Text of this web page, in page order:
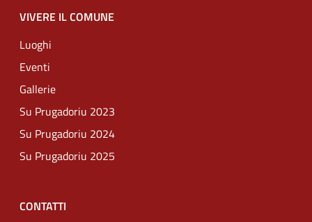
VIVERE IL COMUNE
Luoghi
Eventi
Gallerie
Su Prugadoriu 2023
Su Prugadoriu 2024
Su Prugadoriu 2025
CONTATTI